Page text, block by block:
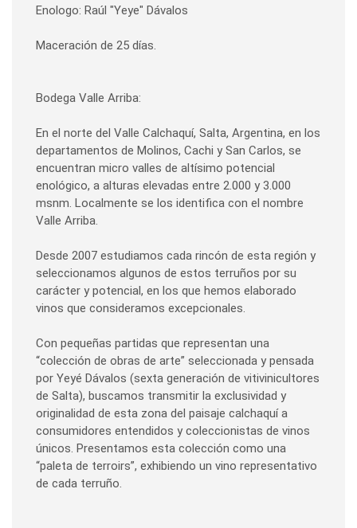
Enologo: Raúl "Yeye" Dávalos
Maceración de 25 días.
Bodega Valle Arriba:
En el norte del Valle Calchaquí, Salta, Argentina, en los
departamentos de Molinos, Cachi y San Carlos, se
encuentran micro valles de altísimo potencial
enológico, a alturas elevadas entre 2.000 y 3.000
msnm. Localmente se los identifica con el nombre
Valle Arriba.
Desde 2007 estudiamos cada rincón de esta región y
seleccionamos algunos de estos terruños por su
carácter y potencial, en los que hemos elaborado
vinos que consideramos excepcionales.
Con pequeñas partidas que representan una
“colección de obras de arte” seleccionada y pensada
por Yeyé Dávalos (sexta generación de vitivinicultores
de Salta), buscamos transmitir la exclusividad y
originalidad de esta zona del paisaje calchaquí a
consumidores entendidos y coleccionistas de vinos
únicos. Presentamos esta colección como una
“paleta de terroirs”, exhibiendo un vino representativo
de cada terruño.